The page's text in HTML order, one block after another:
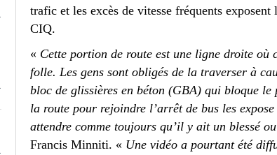
trafic et les excès de vitesse fréquents
CIQ.
« Cette portion de route est une ligne droite où
folle. Les gens sont obligés de la traverser à
bloc de glissières en béton (GBA) qui bloque le
la route pour rejoindre l’arrêt de bus les
attendre comme toujours qu’il y ait un blessé
Francis Minniti. « Une vidéo a pourtant été